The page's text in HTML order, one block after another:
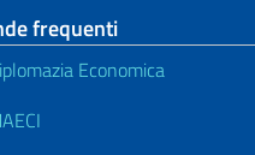
frequenti
Economica